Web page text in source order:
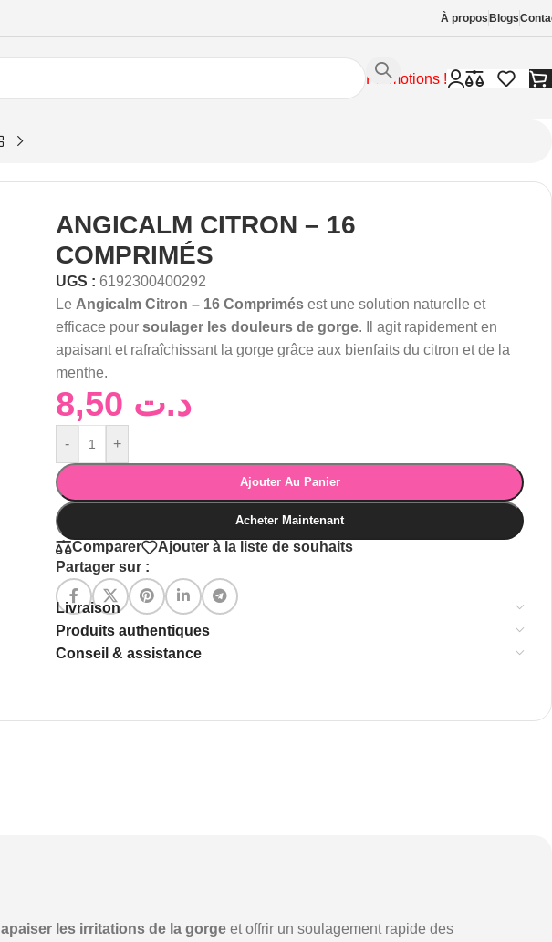
À propos Blogs
Promotions !
ANGICALM CITRON – 16
COMPRIMÉS
UGS :6192300400292
Le Angicalm Citron – 16 Comprimés est une solution naturelle et
efficace poursoulager les douleurs de gorge. Il agit rapidement en
apaisant et rafraîchissant la gorge grâce aux bienfaits du citron et de la
menthe.
د.ت
- +
Ajouter Au Panier
Acheter Maintenant
Comparer
Ajouter à la liste de souhaits
Partager sur :
Livraison
Produits authentiques
Conseil & assistance
apaiser les irritations de la gorge et offrir un soulagement rapide des